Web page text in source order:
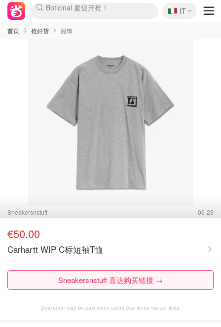
Boticinal 夏促开抢！
4折！lulu周四疯狂上新
速领！Stanley独家85折
Zalando 奥莱闪促！每日更新
🇮🇹
IT
首页 抢好货 服饰
Sneakersnstuff 06-23
€50.00
Carhartt WIP C标短袖T恤
Sneakersnstuff 直达购买链接 →
Dealmoon may be paid when users buy items via our links.